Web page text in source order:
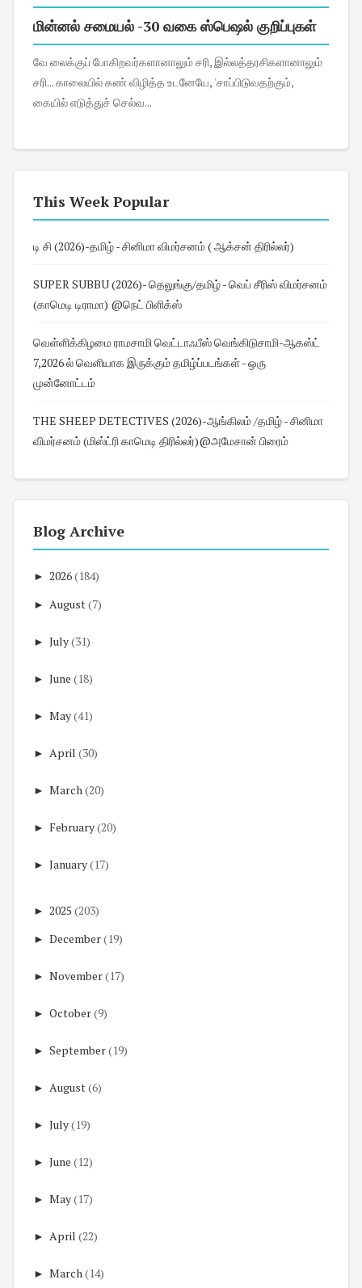
மின்னல் சமையல் -30 வகை ஸ்பெஷல் குறிப்புகள்
வே லைக்குப் போகிறவர்களானாலும் சரி, இல்லத்தரசிகளானாலும்
சரி... காலையில் கண் விழித்த உடனேயே, 'சாப்பிடுவதற்கும்,
கையில் எடுத்துச் செல்வ...
This Week Popular
டி சி (2026)-தமிழ் - சினிமா விமர்சனம் ( ஆக்சன் திரில்லர்)
SUPER SUBBU (2026)- தெலுங்கு/தமிழ் - வெப் சீரிஸ் விமர்சனம்
(காமெடி டிராமா) @நெட் பிளிக்ஸ்
வெள்ளிக்கிழமை ராமசாமி வெட்டாஃபீஸ் வெங்கிடுசாமி-ஆகஸ்ட்
7,2026 ல் வெளியாக இருக்கும் தமிழ்ப்படங்கள் - ஒரு
முன்னோட்டம்
THE SHEEP DETECTIVES (2026)-ஆங்கிலம் /தமிழ் - சினிமா
விமர்சனம் (மிஸ்ட்ரி காமெடி திரில்லர்)@அமேசான் பிரைம்
Blog Archive
► 2026(184)
► August(7)
► July(31)
► June (18)
► May(41)
► April (30)
► March(20)
► February(20)
► January(17)
► 2025 (203)
► December(19)
► November(17)
► October(9)
► September(19)
► August(6)
► July(19)
► June (12)
► May(17)
► April (22)
► March(14)